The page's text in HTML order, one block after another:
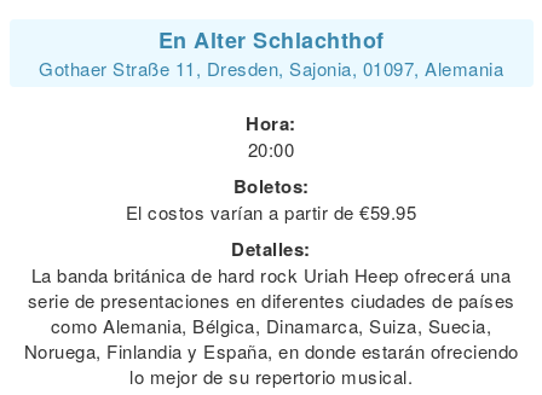
En Alter Schlachthof
Gothaer Straße 11, Dresden, Sajonia, 01097, Alemania
Hora:
20:00
Boletos:
El costos varían a partir de €59.95
Detalles:
La banda británica de hard rock Uriah Heep ofrecerá una
serie de presentaciones en diferentes ciudades de países
como Alemania, Bélgica, Dinamarca, Suiza, Suecia,
Noruega, Finlandia y España, en donde estarán ofreciendo
lo mejor de su repertorio musical.